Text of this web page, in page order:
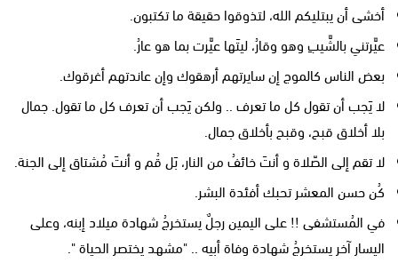
أخشى أن يبتليكم الله، لتذوقوا حقيقة ما تكتبون.
عيَّرتني بالشَّيبِ وهو وقارُ، ليتَها عيَّرت بما هو عارُ.
بعض الناس كالموج إن سايرتهم أرهقوك وإن عاندتهم أغرقوك.
لا يَجب أن تقول كل ما تعرف .. ولكن يَجب أن تعرف كل ما تقول. جمال
بلا أخلاق قبح، وقبح بأخلاق جمال.
لا تقم إلى الصّلاة و أنتَ خائفُ من النار، بَل قُم و أنتَ مُشتاق إلى الجنة.
كُن حسن المعشر تحبك أفئدة البشر.
في المُستشفى !! على اليمين رجلٌ يستخرجُ شهادة ميلاد إبنه، وعلى
اليسار آخر يستخرجُ شهادة وفاة أبيه .. "مشهد يختصر الحياة ".